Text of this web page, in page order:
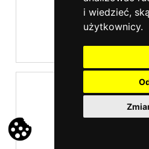
i wiedzieć,
użytkownicy.
239,00 zł